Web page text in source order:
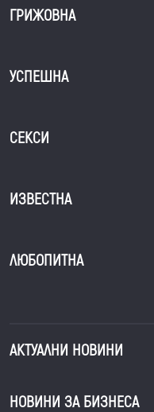
ГРИЖОВНА
УСПЕШНА
СЕКСИ
ИЗВЕСТНА
ЛЮБОПИТНА
АКТУАЛНИ НОВИНИ
НОВИНИ ЗА БИЗНЕСА